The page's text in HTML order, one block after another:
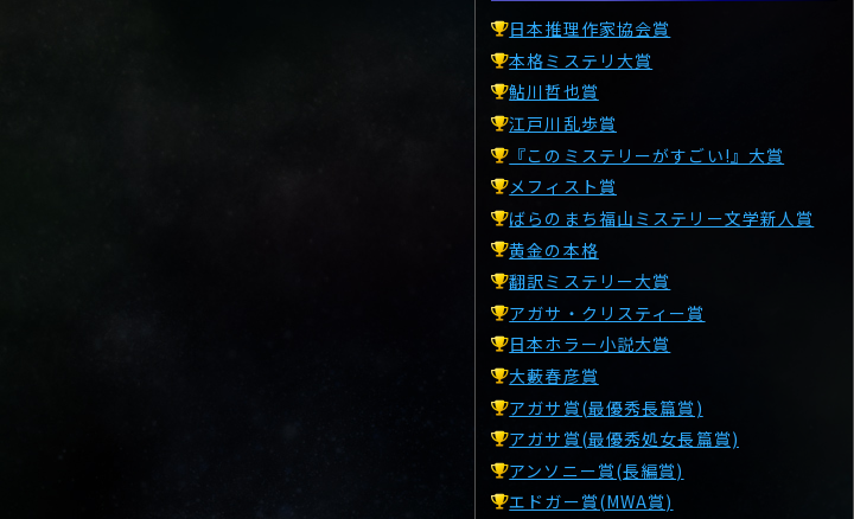
日本推理作家協会賞
本格ミステリ大賞
鮎川哲也賞
江戸川乱歩賞
『このミステリーがすごい!』大賞
メフィスト賞
ばらのまち福山ミステリー文学新人賞
黄金の本格
翻訳ミステリー大賞
アガサ・クリスティー賞
日本ホラー小説大賞
大藪春彦賞
アガサ賞(最優秀長篇賞)
アガサ賞(最優秀処女長篇賞)
アンソニー賞(長編賞)
エドガー賞(MWA賞)